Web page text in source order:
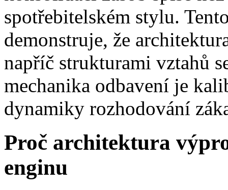
spotřebitelském stylu.
demonstruje, že
napříč strukturami vztahů
mechanika odbavení je
dynamiky rozhodování
Proč architektura
enginu